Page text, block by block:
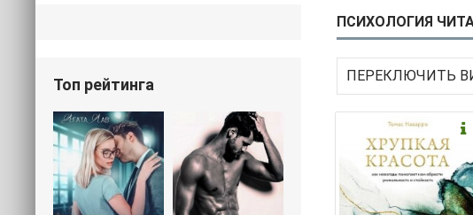
ПСИХОЛОГИЯ
Топ рейтинга